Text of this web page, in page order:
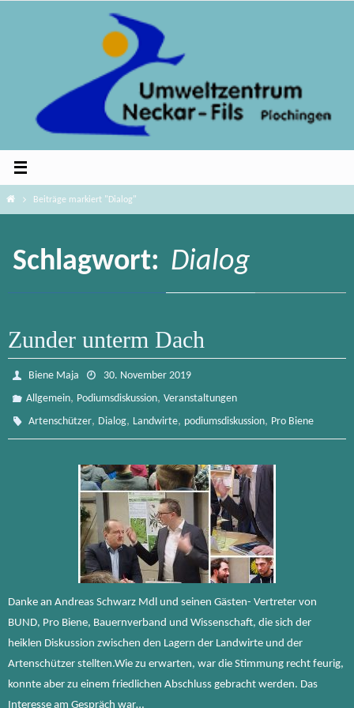
HomeBeiträge markiert "Dialog"
Schlagwort: Dialog
Zunder unterm Dach
Biene Maja
30. November 2019
Allgemein, Podiumsdiskussion,Veranstaltungen
Artenschützer, Dialog, Landwirte, podiumsdiskussion, Pro Biene
Danke an Andreas Schwarz Mdl und seinen Gästen- Vertreter von
BUND, Pro Biene, Bauernverband und Wissenschaft, die sich der
heiklen Diskussion zwischen den Lagern der Landwirte und der
Artenschützer stellten.Wie zu erwarten, war die Stimmung recht feurig,
konnte aber zu einem friedlichen Abschluss gebracht werden. Das
Interesse am Gespräch war…